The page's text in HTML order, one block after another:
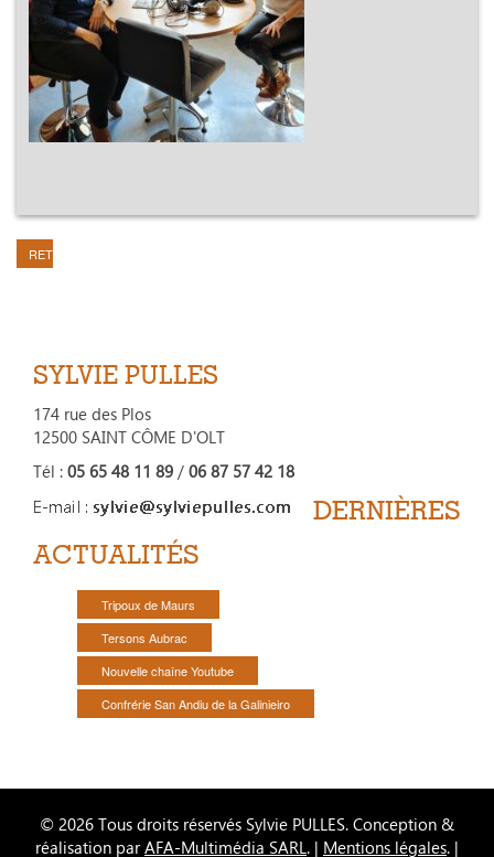
RETOUR
SYLVIE PULLES
174 rue des Plos
12500 SAINT CÔME D'OLT
Tél : 05 65 48 11 89 / 06 87 57 42 18
DERNIÈRES
ACTUALITÉS
Tripoux de Maurs
Tersons Aubrac
Nouvelle chaîne Youtube
Confrérie San Andiu de la Galinieiro
© 2026 Tous droits réservés Sylvie PULLES. Conception &
réalisation parAFA-Multimédia SARL. | Mentions légales. |